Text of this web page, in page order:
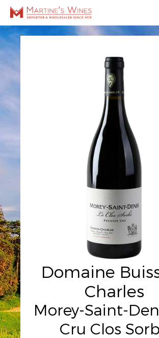
Domaine
Charles
Morey-Saint-
Cru Clos